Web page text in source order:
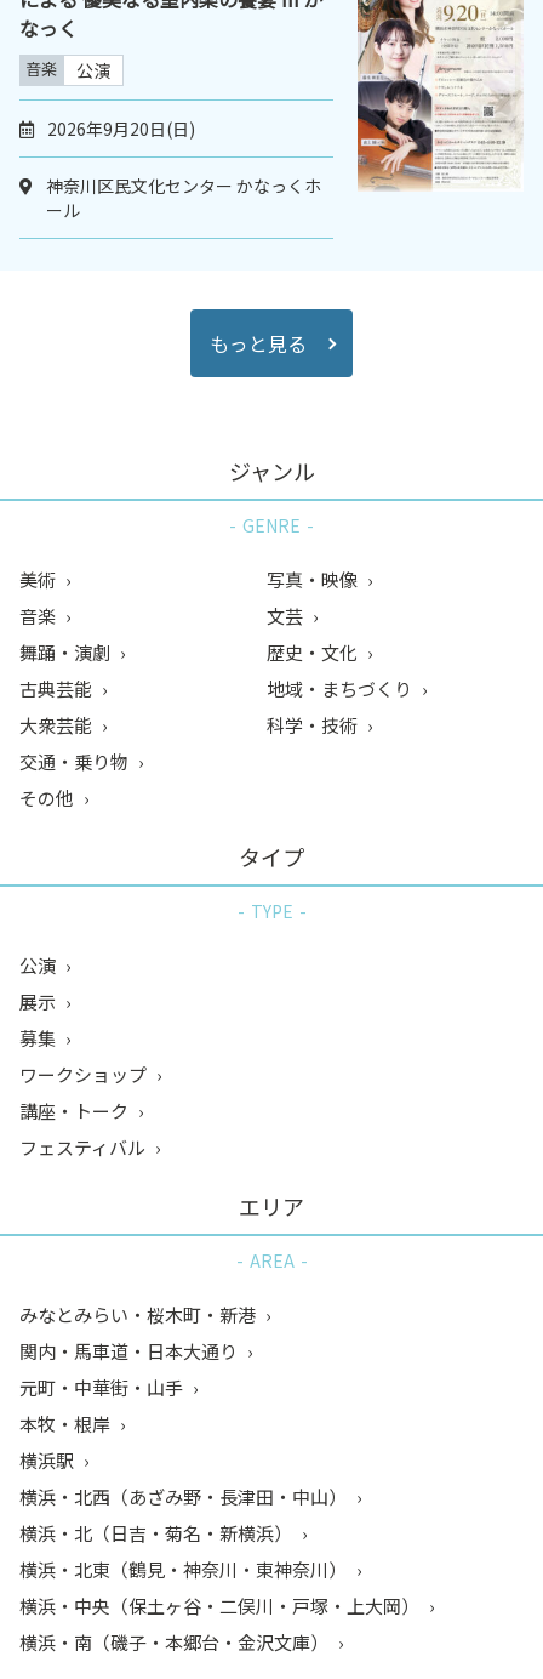
なっく
音楽 公演
2026年9月20日(日)
神奈川区民文化センター かなっくホ
ール
もっと見る
ジャンル
GENRE
美術
音楽
舞踊・演劇
古典芸能
大衆芸能
写真・映像
文芸
歴史・文化
地域・まちづくり
科学・技術
交通・乗り物
その他
タイプ
TYPE
公演
展示
募集
ワークショップ
講座・トーク
フェスティバル
エリア
AREA
みなとみらい・桜木町・新港
関内・馬車道・日本大通り
元町・中華街・山手
本牧・根岸
横浜駅
横浜・北西（あざみ野・長津田・中山）
横浜・北（日吉・菊名・新横浜）
横浜・北東（鶴見・神奈川・東神奈川）
横浜・中央（保土ヶ谷・二俣川・戸塚・上大岡）
横浜・南（磯子・本郷台・金沢文庫）